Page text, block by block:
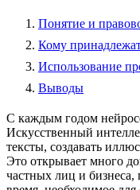
Понятие и
Кому принадлежат
Использование
Выводы
С каждым годом
Искусственный
тексты, создавать
Это открывает много
частных лиц и бизнеса,